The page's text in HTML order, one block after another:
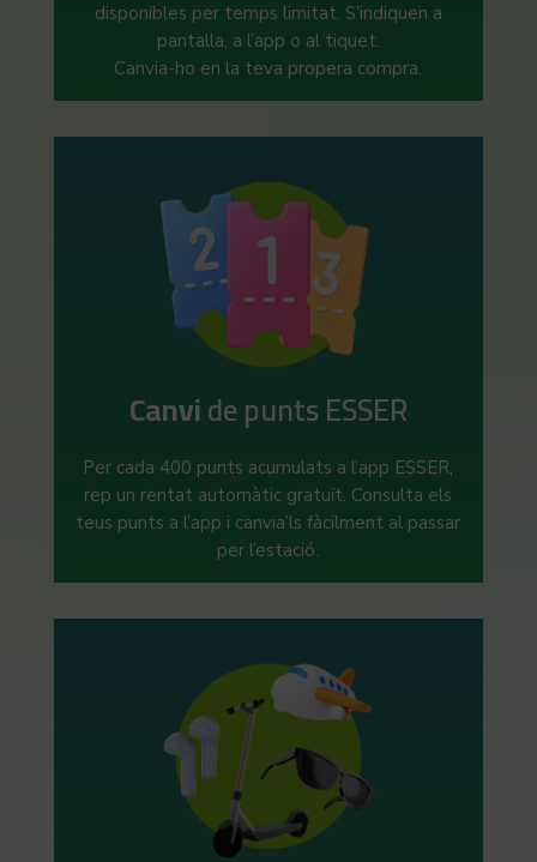
disponibles per temps limitat. S’indiquen a
pantalla, a l’app o al tiquet.
Canvia-ho en la teva propera compra.
Canvide punts ESSER
Per cada 400 punts acumulats a l’app ESSER,
rep un rentat automàtic gratuït. Consulta els
teus punts a l’app i canvia’ls fàcilment al passar
per l’estació.